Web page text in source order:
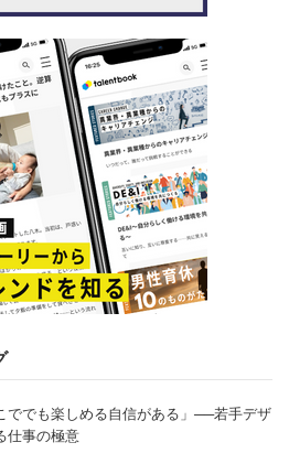
テークホルダーに自社の魅力
計画を作りたい』といったご
あります。
ルタントはなぜ“ステークホル
えたいのか”という理由を深掘
ルを見極めた上で適切な対処
すが、ときには経営者の方が
ステークホルダーが重視する
指標だけに触れた中期経営計
ますが、第三者の視点からス
ップを説明してご理解をい
ででも楽しめる自信がある」──若手デザ
仕事の極意